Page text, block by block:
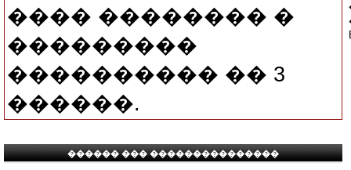
���� �������� �
���������
���������� �� 3
������.
������ ��� ���������������